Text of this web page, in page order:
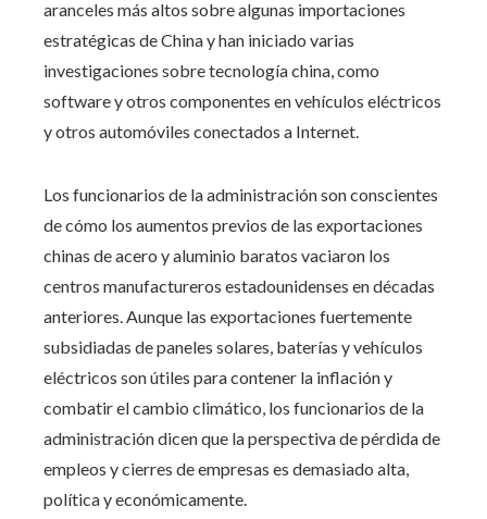
aranceles más altos sobre algunas importaciones
estratégicas de China y han iniciado varias
investigaciones sobre tecnología china, como
software y otros componentes en vehículos eléctricos
y otros automóviles conectados a Internet.
Los funcionarios de la administración son conscientes
de cómo los aumentos previos de las exportaciones
chinas de acero y aluminio baratos vaciaron los
centros manufactureros estadounidenses en décadas
anteriores. Aunque las exportaciones fuertemente
subsidiadas de paneles solares, baterías y vehículos
eléctricos son útiles para contener la inflación y
combatir el cambio climático, los funcionarios de la
administración dicen que la perspectiva de pérdida de
empleos y cierres de empresas es demasiado alta,
política y económicamente.